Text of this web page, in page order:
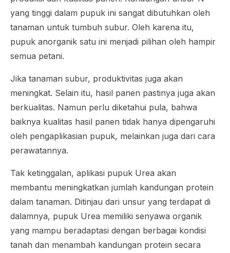
yang tinggi dalam pupuk ini sangat dibutuhkan oleh
tanaman untuk tumbuh subur. Oleh karena itu,
pupuk anorganik satu ini menjadi pilihan oleh hampir
semua petani.
Jika tanaman subur, produktivitas juga akan
meningkat. Selain itu, hasil panen pastinya juga akan
berkualitas. Namun perlu diketahui pula, bahwa
baiknya kualitas hasil panen tidak hanya dipengaruhi
oleh pengaplikasian pupuk, melainkan juga dari cara
perawatannya.
Tak ketinggalan, aplikasi pupuk Urea akan
membantu meningkatkan jumlah kandungan protein
dalam tanaman. Ditinjau dari unsur yang terdapat di
dalamnya, pupuk Urea memiliki senyawa organik
yang mampu beradaptasi dengan berbagai kondisi
tanah dan menambah kandungan protein secara